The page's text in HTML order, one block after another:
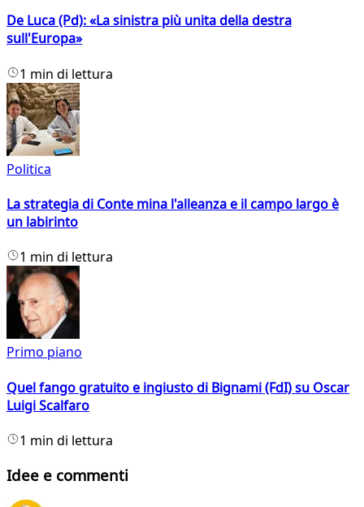
De Luca (Pd): «La sinistra più unita della destra
sull'Europa»
1 min di lettura
Politica
La strategia di Conte mina l'alleanza e il campo largo è
un labirinto
1 min di lettura
Primo piano
Quel fango gratuito e ingiusto di Bignami (FdI) su Oscar
Luigi Scalfaro
1 min di lettura
Idee e commenti